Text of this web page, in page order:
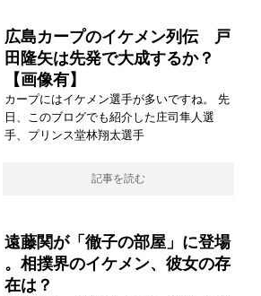
広島カープのイケメン列伝 戸
田隆矢は先発で大成するか？
【画像有】
カープにはイケメン選手が多いですね。 先
日、このブログでも紹介した庄司隼人選
手、プリンス堂林翔太選手
記事を読む
遠藤関が「徹子の部屋」に登場
。相撲界のイケメン、彼女の存
在は？